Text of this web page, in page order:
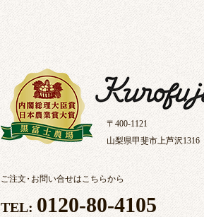
〒400-1121
山梨県甲斐市上芦沢1316
ご注文・お問い合せはこちらから
TEL: 0120-80-4105